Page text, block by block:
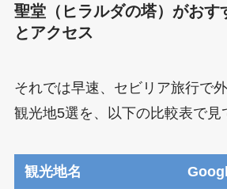
聖堂（ヒラルダの塔）がおす
とアクセス
それでは早速、セビリア旅行で
観光地5選を、以下の比較表で見
観光地名